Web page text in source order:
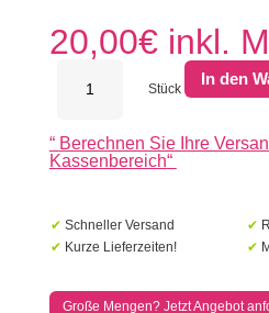
20,00€ inkl.
Bordstein
Grau
Menge
Stück
In den
“ Berechnen Sie Ihre
Kassenbereich“
✔ Schneller Versand ✔
✔ Kurze Lieferzeiten! ✔
Große Mengen? Jetzt Angebot